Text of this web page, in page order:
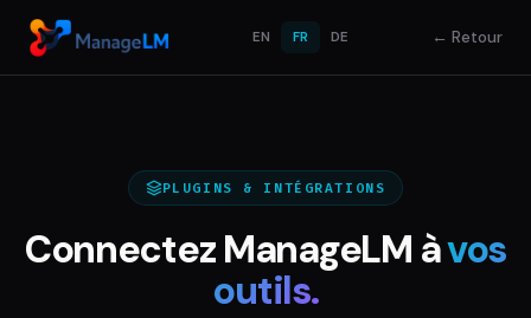
EN FR DE ← Retour
PLUGINS & INTÉGRATIONS
Connectez ManageLM àvos
outils.